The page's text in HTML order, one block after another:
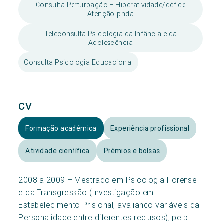
Consulta Perturbação – Hiperatividade/défice
Atenção-phda
Teleconsulta Psicologia da Infância e da
Adolescência
Consulta Psicologia Educacional
CV
Formação académica Experiência profissional
Atividade científica Prémios e bolsas
2008 a 2009 – Mestrado em Psicologia Forense
e da Transgressão (Investigação em
Estabelecimento Prisional, avaliando variáveis da
Personalidade entre diferentes reclusos), pelo